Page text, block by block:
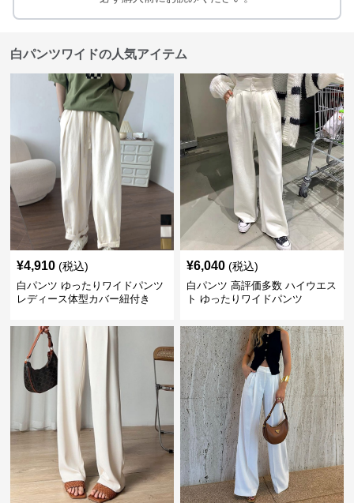
白パンツワイドの人気アイテム
¥4,910 (税込)
白パンツ ゆったりワイドパンツ
レディース体型カバー紐付き
¥6,040 (税込)
白パンツ 高評価多数 ハイウエス
ト ゆったりワイドパンツ